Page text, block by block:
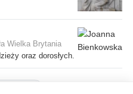
Wielka Brytania
oraz dorosłych.